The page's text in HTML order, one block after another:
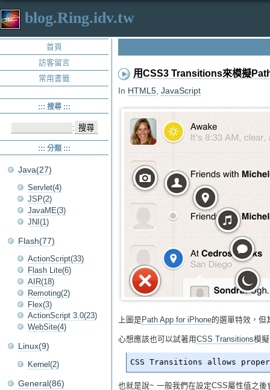
blog.Ring.idv.tw
用CSS3 Transitions來模擬
In HTML5 JavaScript
上圖是 Path App for iPhone的選單特效，但
心想應該也可以試著用CSS Transitions模
也就是說~ 一般我們在設定CSS屬性值之
首頁
訪客留言
常用書籤
::: 搜尋 :::
:
::: 分類 :::
Java(27)
Servlet(4)
JSP(2)
JavaME(3)
JNI(1)
Flash(77)
ActionScript(33)
Flash Lite(6)
AIR(18)
Remoting(2)
Flex(3)
ActionScript 3.0(23)
WebSite(4)
Linux(9)
Kernel(2)
General(86)